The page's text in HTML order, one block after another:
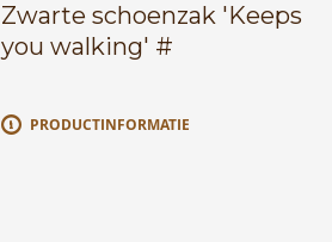
Zwarte schoenzak 'Keeps
you walking' #
PRODUCTINFORMATIE